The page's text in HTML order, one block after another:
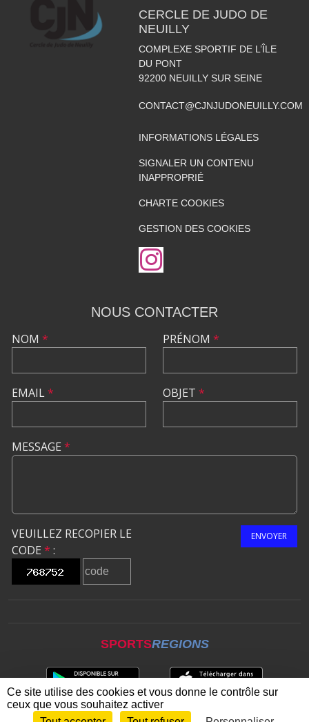
CERCLE DE JUDO DE
NEUILLY
COMPLEXE SPORTIF DE L’ÎLE
DU PONT
92200 NEUILLY SUR SEINE
CONTACT@CJNJUDONEUILLY.COM
INFORMATIONS LÉGALES
SIGNALER UN CONTENU
INAPPROPRIÉ
CHARTE COOKIES
GESTION DES COOKIES
NOUS CONTACTER
NOM *
EMAIL*
PRÉNOM *
OBJET *
MESSAGE *
VEUILLEZ RECOPIER LE
CODE * :
ENVOYER
SPORTSREGIONS
Ce site utilise des cookies et vous donne le contrôle sur
ceux que vous souhaitez activer